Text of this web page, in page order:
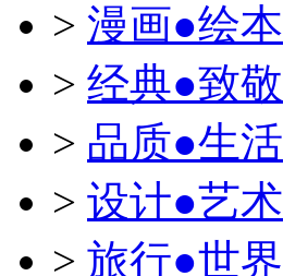
> 漫画●绘本
> 经典●致敬
> 品质●生活
> 设计●艺术
> 旅行●世界